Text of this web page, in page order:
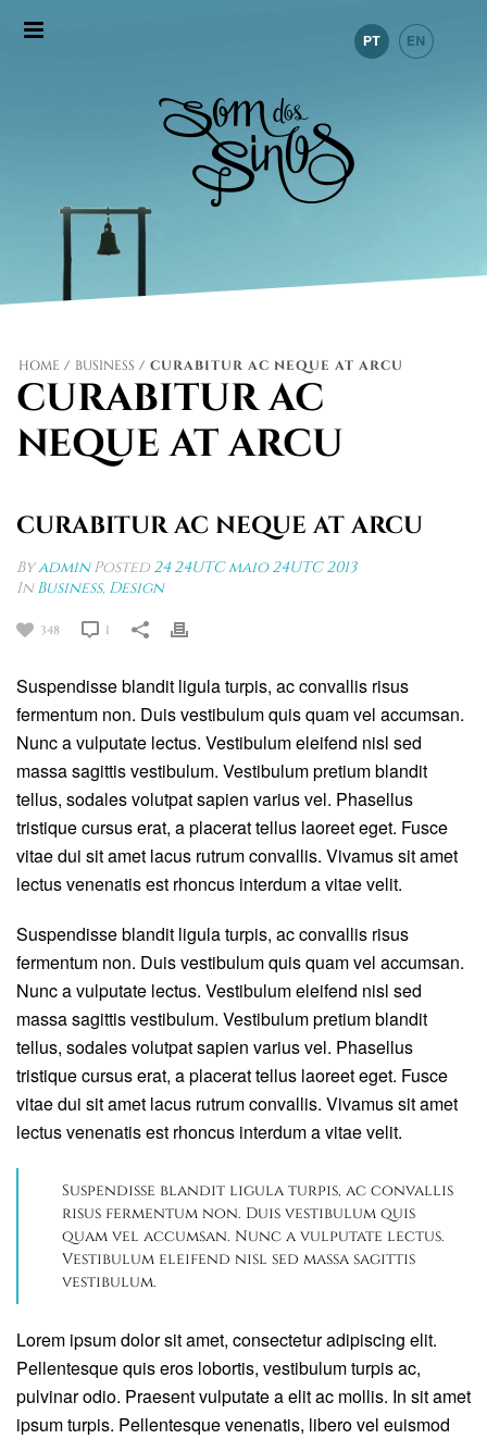
HOME / BUSINESS / CURABITUR AC NEQUE AT ARCU
CURABITUR AC
NEQUE AT ARCU
CURABITUR AC NEQUE AT ARCU
Byadmin Posted 24 24UTC maio 24UTC 2013
InBusiness, Design
348 1
Suspendisse blandit ligula turpis, ac convallis risus
fermentum non. Duis vestibulum quis quam vel accumsan.
Nunc a vulputate lectus. Vestibulum eleifend nisl sed
massa sagittis vestibulum. Vestibulum pretium blandit
tellus, sodales volutpat sapien varius vel. Phasellus
tristique cursus erat, a placerat tellus laoreet eget. Fusce
vitae dui sit amet lacus rutrum convallis. Vivamus sit amet
lectus venenatis est rhoncus interdum a vitae velit.
Suspendisse blandit ligula turpis, ac convallis risus
fermentum non. Duis vestibulum quis quam vel accumsan.
Nunc a vulputate lectus. Vestibulum eleifend nisl sed
massa sagittis vestibulum. Vestibulum pretium blandit
tellus, sodales volutpat sapien varius vel. Phasellus
tristique cursus erat, a placerat tellus laoreet eget. Fusce
vitae dui sit amet lacus rutrum convallis. Vivamus sit amet
lectus venenatis est rhoncus interdum a vitae velit.
Suspendisse blandit ligula turpis, ac convallis
risus fermentum non. Duis vestibulum quis
quam vel accumsan. Nunc a vulputate lectus.
Vestibulum eleifend nisl sed massa sagittis
vestibulum.
Lorem ipsum dolor sit amet, consectetur adipiscing elit.
Pellentesque quis eros lobortis, vestibulum turpis ac,
pulvinar odio. Praesent vulputate a elit ac mollis. In sit amet
ipsum turpis. Pellentesque venenatis, libero vel euismod